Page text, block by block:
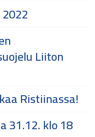
Liiton
Ristiinassa!
31.12. klo 18